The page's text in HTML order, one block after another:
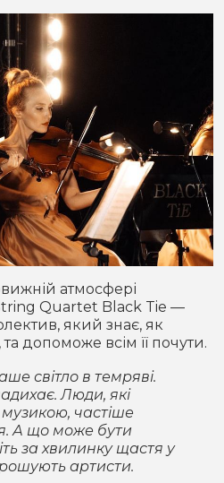
атмосфері
Quartet Black Tie —
який знає, як
допоможе всім її почути.
світло в темряві.
Люди, які
частіше
А що може бути
за хвилинку щастя у
артисти.